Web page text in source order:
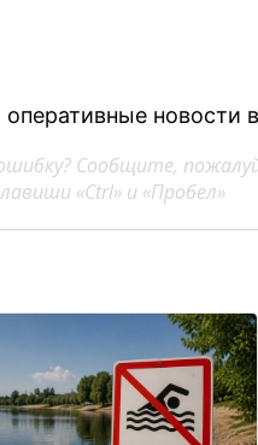
новости
Сообщите,
«Ctrl» и «Пробел»